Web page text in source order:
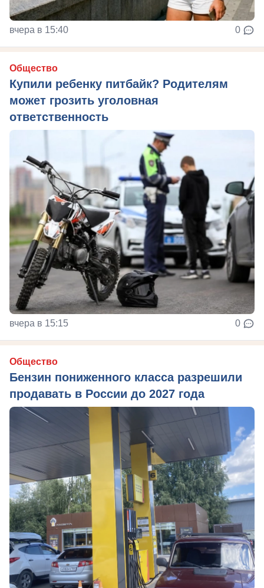
вчера в 15:40 0
Общество
Купили ребенку питбайк? Родителям
может грозить уголовная
ответственность
вчера в 15:15 0
Общество
Бензин пониженного класса разрешили
продавать в России до 2027 года